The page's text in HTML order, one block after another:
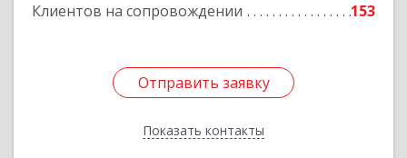
Клиентов на сопровождении 153
Отправить заявку
Показать контакты
Отправить заявку
Назад